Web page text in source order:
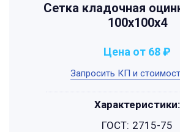
Сетка кладочная
100х100х4
Запросить КП и
Цена от 68 ₽
Характеристики:
ГОСТ: 2715-75